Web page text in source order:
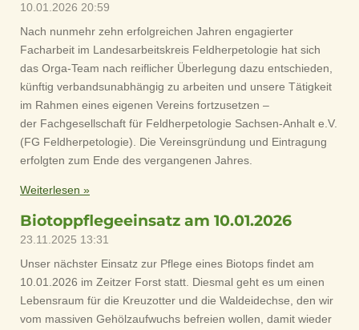
10.01.2026 20:59
Nach nunmehr zehn erfolgreichen Jahren engagierter
Facharbeit im Landesarbeitskreis Feldherpetologie hat sich
das Orga-Team nach reiflicher Überlegung dazu entschieden,
künftig verbandsunabhängig zu arbeiten und unsere Tätigkeit
im Rahmen eines eigenen Vereins fortzusetzen –
der Fachgesellschaft für Feldherpetologie Sachsen-Anhalt e.V.
(FG Feldherpetologie). Die Vereinsgründung und Eintragung
erfolgten zum Ende des vergangenen Jahres.
Weiterlesen »
Biotoppflegeeinsatz am 10.01.2026
23.11.2025 13:31
Unser nächster Einsatz zur Pflege eines Biotops findet am
10.01.2026 im Zeitzer Forst statt. Diesmal geht es um einen
Lebensraum für die Kreuzotter und die Waldeidechse, den wir
vom massiven Gehölzaufwuchs befreien wollen, damit wieder